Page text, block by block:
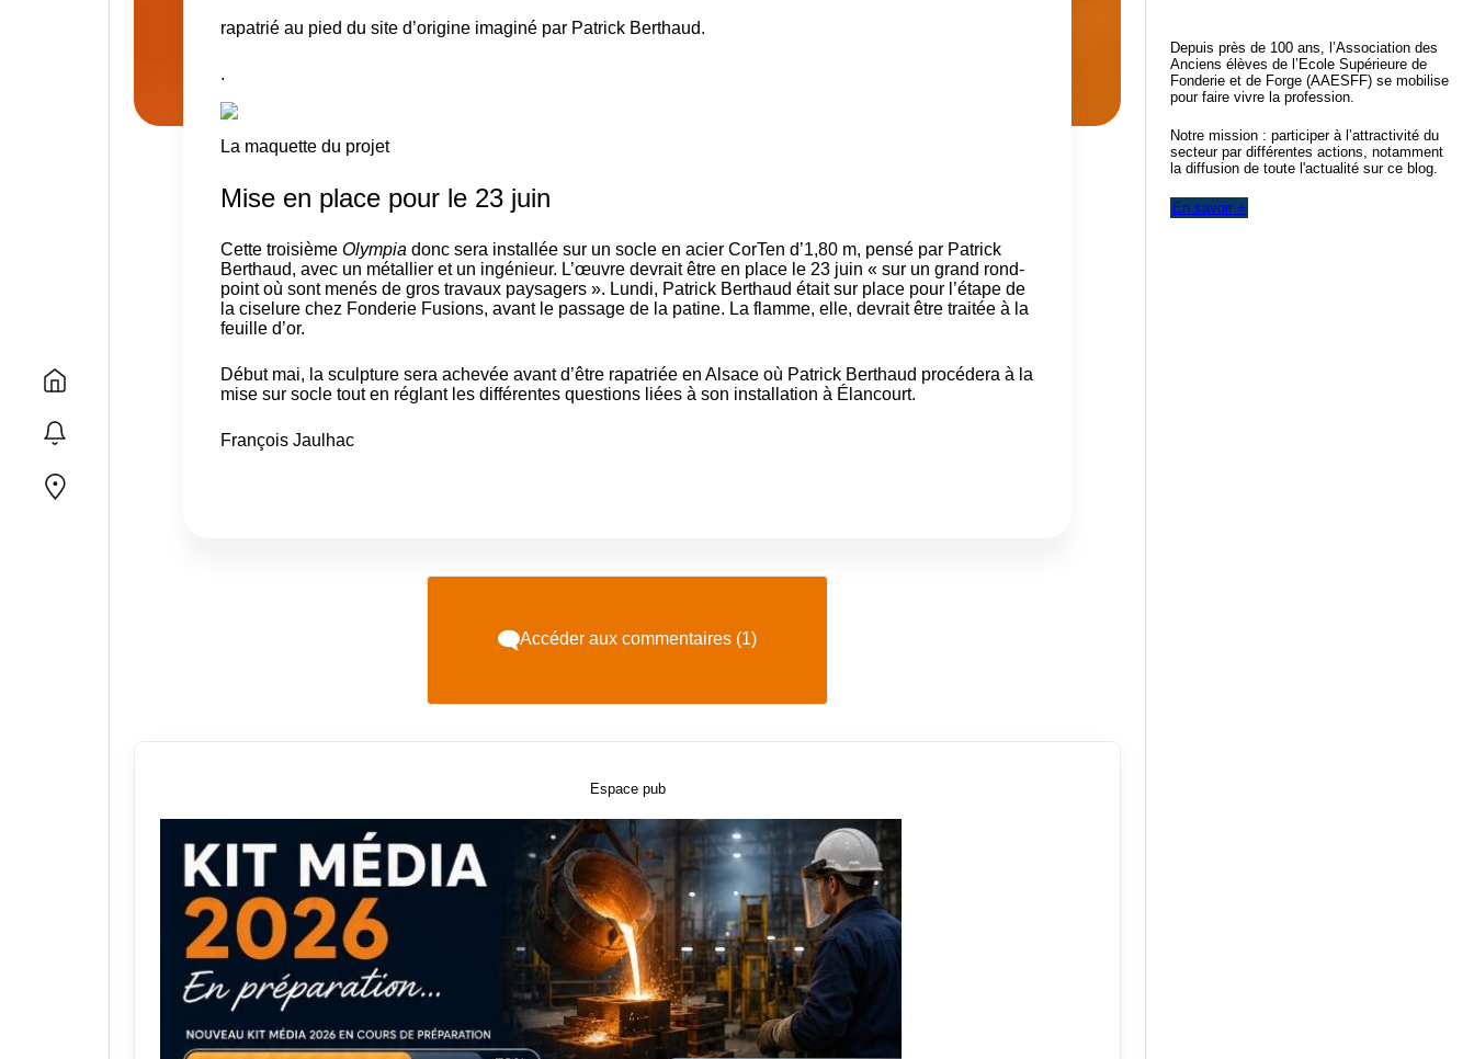
rapatrié au pied du site d’origine imaginé par Patrick Berthaud.
.
La maquette du projet
Mise en place pour le 23 juin
Cette troisième Olympia donc sera installée sur un socle en acier CorTen d’1,80 m, pensé par Patrick
Berthaud, avec un métallier et un ingénieur. L’œuvre devrait être en place le 23 juin « sur un grand rond-
point où sont menés de gros travaux paysagers ». Lundi, Patrick Berthaud était sur place pour l’étape de
la ciselure chez Fonderie Fusions, avant le passage de la patine. La flamme, elle, devrait être traitée à la
feuille d’or.
Début mai, la sculpture sera achevée avant d’être rapatriée en Alsace où Patrick Berthaud procédera à la
mise sur socle tout en réglant les différentes questions liées à son installation à Élancourt.
François Jaulhac
Accéder aux commentaires (1)
Espace pub
Depuis près de 100 ans, l’Association des
Anciens élèves de l’Ecole Supérieure de
Fonderie et de Forge (AAESFF) se mobilise
pour faire vivre la profession.
Notre mission : participer à l’attractivité du
secteur par différentes actions, notamment
la diffusion de toute l'actualité sur ce blog.
En savoir +